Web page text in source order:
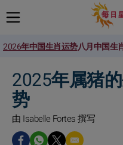
2026年中国生肖运势八月中国生
2025年属猪
势
由 Isabelle Fortes 撰写